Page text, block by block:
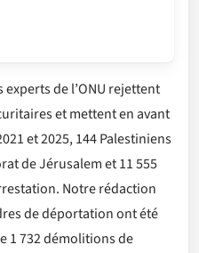
de l’ONU rejettent
et mettent en avant
et 2025, 144 Palestiniens
de Jérusalem et 11 555
Notre rédaction
de déportation ont été
1 732 démolitions de